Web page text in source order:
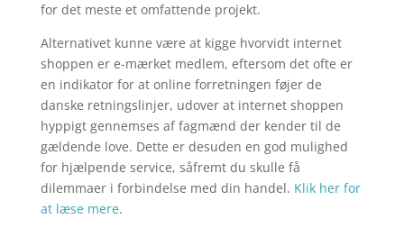
for det meste et omfattende projekt.
Alternativet kunne være at kigge hvorvidt internet
shoppen er e-mærket medlem, eftersom det ofte er
en indikator for at online forretningen føjer de
danske retningslinjer, udover at internet shoppen
hyppigt gennemses af fagmænd der kender til de
gældende love. Dette er desuden en god mulighed
for hjælpende service, såfremt du skulle få
dilemmaer i forbindelse med din handel. Klik her for
at læse mere.